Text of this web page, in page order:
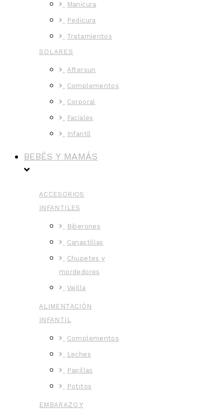
Manicura
Pedicura
Tratamientos
SOLARES
Aftersun
Complementos
Corporal
Faciales
Infantil
BEBÉS Y MAMÁS
ACCESORIOS
INFANTILES
Biberones
Canastillas
Chupetes y
mordedores
Vajilla
ALIMENTACIÓN
INFANTIL
Complementos
Leches
Papillas
Potitos
EMBARAZO Y